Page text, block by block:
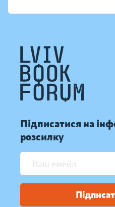
Підписатися на
розсилку